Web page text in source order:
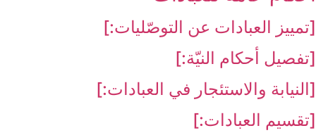
[تمييز العبادات عن التوصّليات:]
[تفصيل أحكام النيّة:]
[النيابة والاستئجار في العبادات:]
[تقسيم العبادات:]